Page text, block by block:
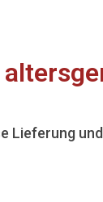
Lieferung